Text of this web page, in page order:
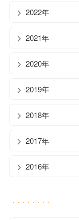
2022年
2021年
2020年
2019年
2018年
2017年
2016年